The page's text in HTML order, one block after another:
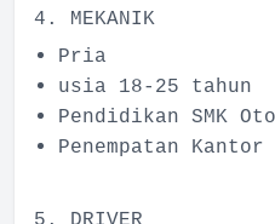
4. MEKANIK
Pria
usia 18-25 tahun
Pendidikan SMK
Penempatan Kantor